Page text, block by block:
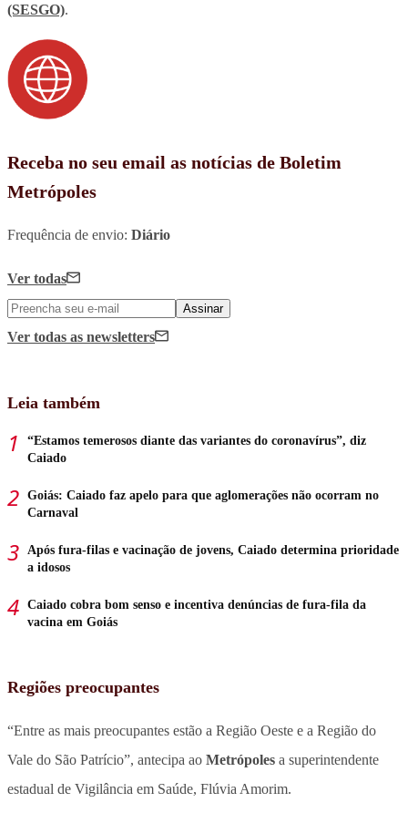
(SESGO).
Receba no seu email as notícias de Boletim
Metrópoles
Frequência de envio: Diário
Ver todas
Assinar
Ver todas as newsletters
Leia também
“Estamos temerosos diante das variantes do coronavírus”, diz
Caiado
Goiás: Caiado faz apelo para que aglomerações não ocorram no
Carnaval
Após fura-filas e vacinação de jovens, Caiado determina prioridade
a idosos
Caiado cobra bom senso e incentiva denúncias de fura-fila da
vacina em Goiás
Regiões preocupantes
“Entre as mais preocupantes estão a Região Oeste e a Região do
Vale do São Patrício”, antecipa ao Metrópoles a superintendente
estadual de Vigilância em Saúde, Flúvia Amorim.